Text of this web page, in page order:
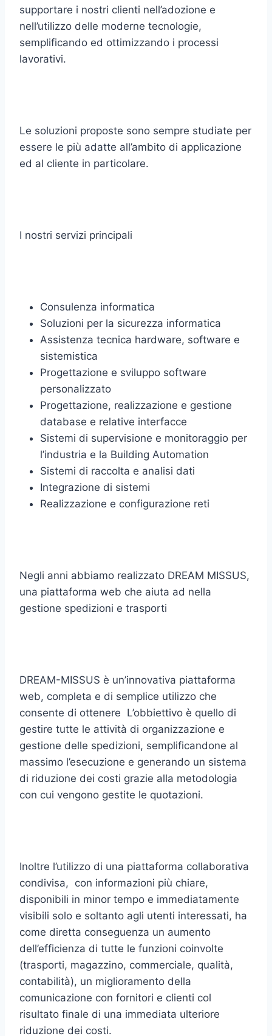
supportare i nostri clienti nell’adozione e
nell’utilizzo delle moderne tecnologie,
semplificando ed ottimizzando i processi
lavorativi.
Le soluzioni proposte sono sempre studiate per
essere le più adatte all’ambito di applicazione
ed al cliente in particolare.
I nostri servizi principali
Consulenza informatica
Soluzioni per la sicurezza informatica
Assistenza tecnica hardware, software e
sistemistica
Progettazione e sviluppo software
personalizzato
Progettazione, realizzazione e gestione
database e relative interfacce
Sistemi di supervisione e monitoraggio per
l’industria e la Building Automation
Sistemi di raccolta e analisi dati
Integrazione di sistemi
Realizzazione e configurazione reti
Negli anni abbiamo realizzato DREAM MISSUS,
una piattaforma web che aiuta ad nella
gestione spedizioni e trasporti
DREAM-MISSUS è un’innovativa piattaforma
web, completa e di semplice utilizzo che
consente di ottenere L’obbiettivo è quello di
gestire tutte le attività di organizzazione e
gestione delle spedizioni, semplificandone al
massimo l’esecuzione e generando un sistema
di riduzione dei costi grazie alla metodologia
con cui vengono gestite le quotazioni.
Inoltre l’utilizzo di una piattaforma collaborativa
condivisa, con informazioni più chiare,
disponibili in minor tempo e immediatamente
visibili solo e soltanto agli utenti interessati, ha
come diretta conseguenza un aumento
dell’efficienza di tutte le funzioni coinvolte
(trasporti, magazzino, commerciale, qualità,
contabilità), un miglioramento della
comunicazione con fornitori e clienti col
risultato finale di una immediata ulteriore
riduzione dei costi.